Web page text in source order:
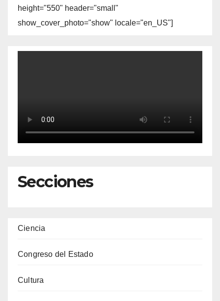
height="550" header="small"
show_cover_photo="show" locale="en_US"]
Secciones
Ciencia
Congreso del Estado
Cultura